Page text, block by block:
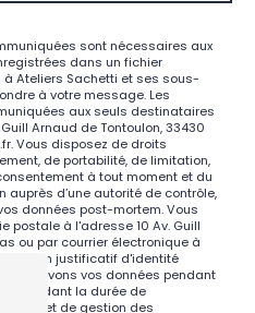
sont nécessaires aux
dans un fichier
Ateliers Sachetti et ses sous-
à votre message. Les
aux seuls destinataires
Arnaud de Tontoulon, 33430
Vous disposez de droits
de portabilité, de limitation,
à tout moment et du
auprès d’une autorité de contrôle,
données post-mortem. Vous
postale à l'adresse 10 Av. Guill
ou par courrier électronique à
Un justificatif d'identité
conservons vos données pendant
pendant la durée de
et de gestion des